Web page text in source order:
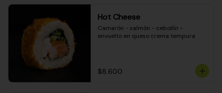
Hot Cheese
Camarón - salmón - cebollín -
envuelto en queso crema tempura
$8.600